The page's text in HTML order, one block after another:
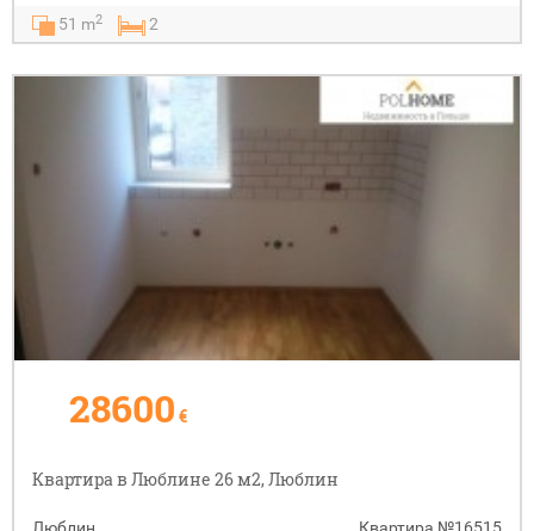
51 m2 2
28600 €
Квартира в Люблине 26 м2, Люблин